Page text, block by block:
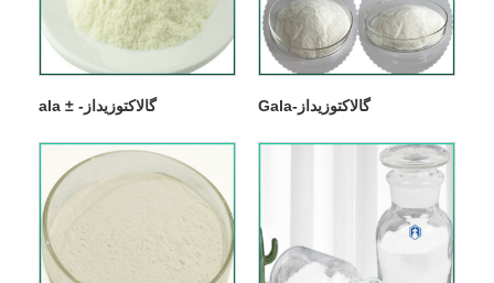
ala ± -گالاکتوزیداز Gala-گالاکتوزیداز